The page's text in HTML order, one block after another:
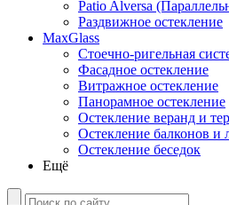
Patio Alversa
Раздвижное остекление
MaxGlass
Стоечно-ригельная
Фасадное остекление
Витражное остекление
Панорамное остекление
Остекление веранд и
Остекление балконов и
Остекление беседок
Ещё